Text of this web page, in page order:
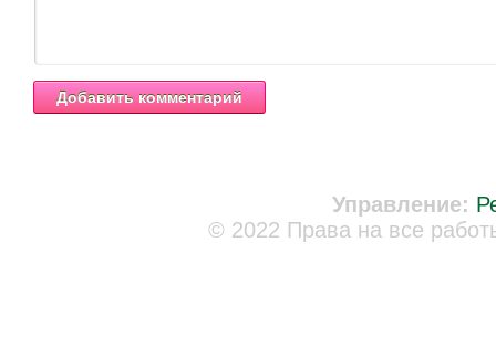
Управление:
© 2022 Права на все